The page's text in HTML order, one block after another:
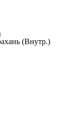
(Внутр.)